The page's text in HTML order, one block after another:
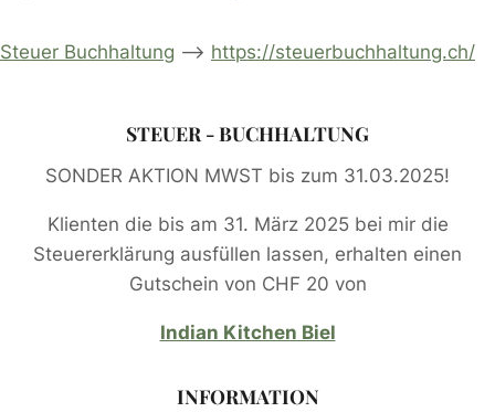
Steuer Buchhaltung –> https://steuerbuchhaltung.ch/
STEUER - BUCHHALTUNG
SONDER AKTION MWST bis zum 31.03.2025!
Klienten die bis am 31. März 2025 bei mir die
Steuererklärung ausfüllen lassen, erhalten einen
Gutschein von CHF 20 von
Indian Kitchen Biel
INFORMATION